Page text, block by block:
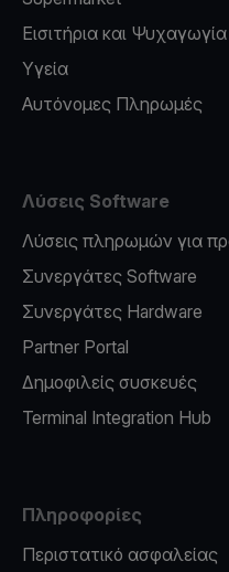
Εισιτήρια και Ψυχαγωγία
Υγεία
Αυτόνομες Πληρωμές
Λύσεις Software
Λύσεις πληρωμών για
Συνεργάτες Software
Συνεργάτες Hardware
Partner Portal
Δημοφιλείς συσκευές
Terminal Integration Hub
Πληροφορίες
Περιστατικό ασφαλείας